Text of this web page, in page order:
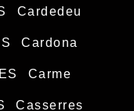
Cardedeu
Cardona
Carme
Casserres